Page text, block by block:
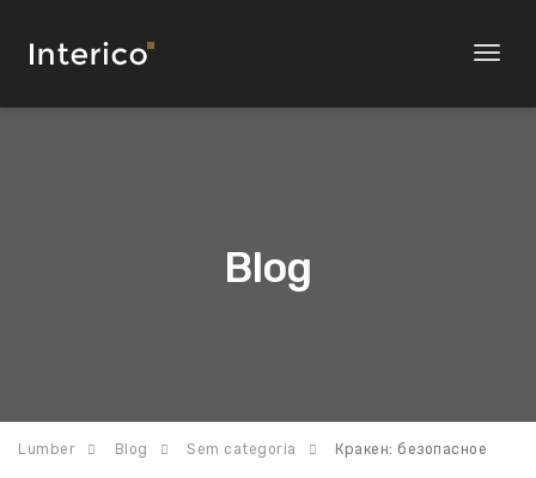
Toggle
Blog
Lumber Blog Sem categoria Кракен: безопасное